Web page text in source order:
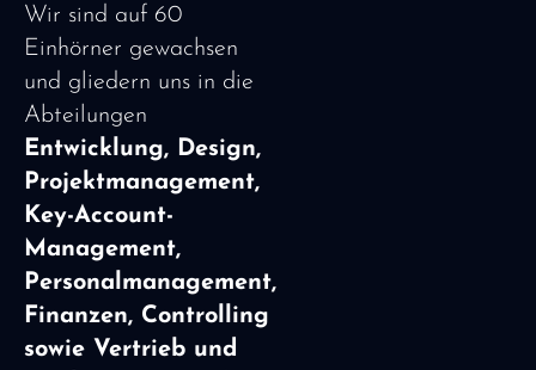
Wir sind auf 60
Einhörner gewachsen
und gliedern uns in die
Abteilungen
Entwicklung, Design,
Projektmanagement,
Key-Account-
Management,
Personalmanagement,
Finanzen, Controlling
sowie Vertrieb und